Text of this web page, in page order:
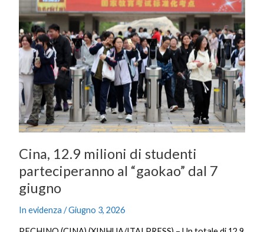
Cina, 12.9 milioni di studenti
parteciperanno al “gaokao” dal 7
giugno
In evidenza /Giugno 3, 2026
milioni
di
studenti
parteciperanno
al
“gaokao”
dal
7
giugno